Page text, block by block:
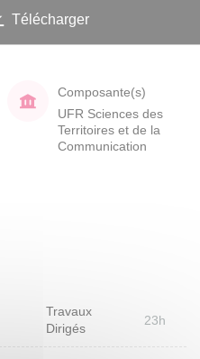
Télécharger
Composante(s)
UFR Sciences des
Territoires et de la
Communication
Travaux
Dirigés
23h